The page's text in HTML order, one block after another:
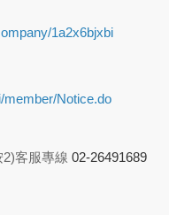
1a2x6bjxbi
member/Notice.do
客服專線 02-26491689